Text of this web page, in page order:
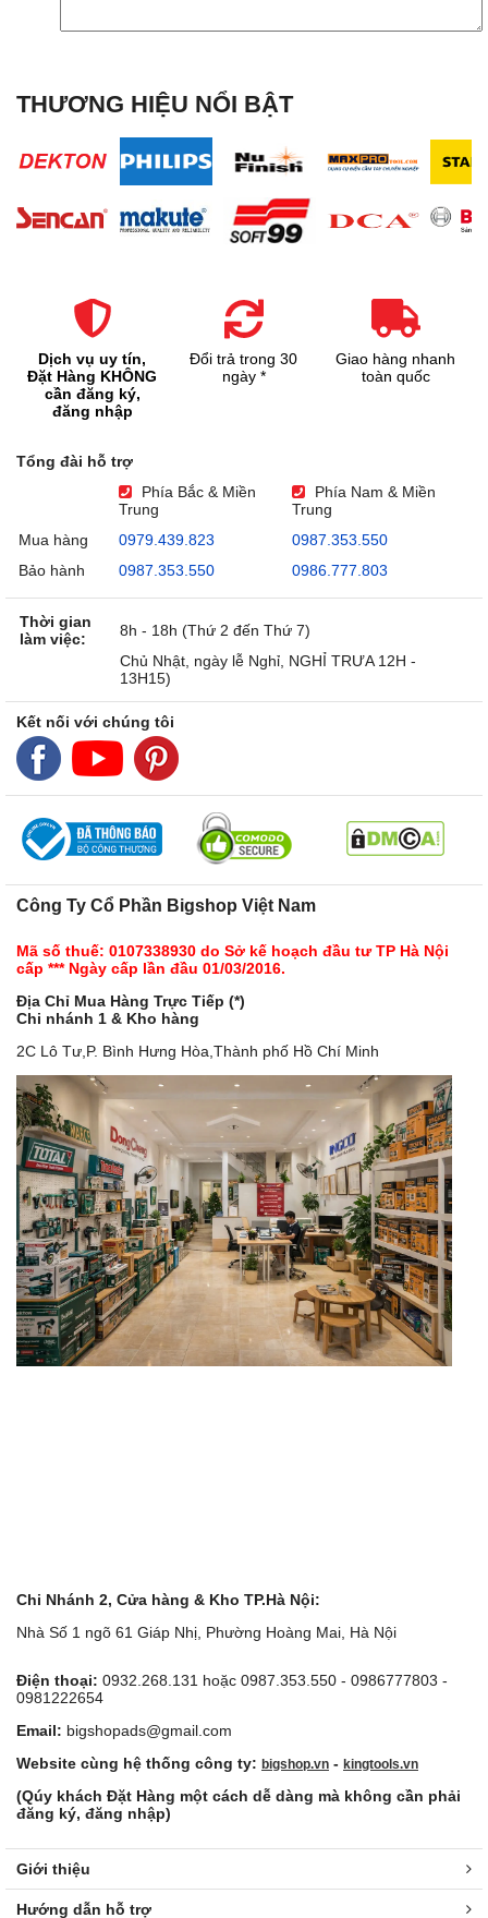
THƯƠNG HIỆU NỔI BẬT
Dịch vụ uy tín,
Đặt Hàng KHÔNG
cần đăng ký,
đăng nhập
Đổi trả trong 30
ngày *
Giao hàng nhanh
toàn quốc
Tổng đài hỗ trợ
Phía Bắc & Miền
Trung
Phía Nam & Miền
Trung
Mua hàng
0979.439.823
0987.353.550
Bảo hành
0987.353.550 0986.777.803
Thời gian
làm việc:
8h - 18h (Thứ 2 đến Thứ 7)
Chủ Nhật, ngày lễ Nghỉ, NGHỈ TRƯA 12H -
13H15)
Kết nối với chúng tôi
Công Ty Cổ Phần Bigshop Việt Nam
Mã số thuế: 0107338930 do Sở kế hoạch đầu tư TP Hà Nội
cấp *** Ngày cấp lần đầu 01/03/2016.
Địa Chỉ Mua Hàng Trực Tiếp (*)
Chi nhánh 1 & Kho hàng
2C Lô Tư,P. Bình Hưng Hòa,Thành phố Hồ Chí Minh
Chi Nhánh 2, Cửa hàng & Kho TP.Hà Nội:
Nhà Số 1 ngõ 61 Giáp Nhị, Phường Hoàng Mai, Hà Nội
Điện thoại: 0932.268.131 hoặc 0987.353.550 - 0986777803 -
0981222654
Email: bigshopads@gmail.com
Website cùng hệ thống công ty: bigshop.vn - kingtools.vn
(Qúy khách Đặt Hàng một cách dễ dàng mà không cần phải
đăng ký, đăng nhập)
Giới thiệu
Hướng dẫn hỗ trợ